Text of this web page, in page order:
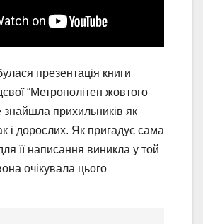
презентація книги
“Метрополітен жовтого
знайшла прихильників як
і дорослих. Як пригадує сама
її написання виникла у той
очікувала цього